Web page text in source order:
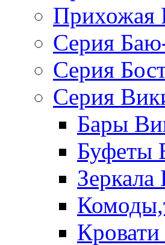
Прихожая
Серия
Серия
Серия
Бары
Буфеты